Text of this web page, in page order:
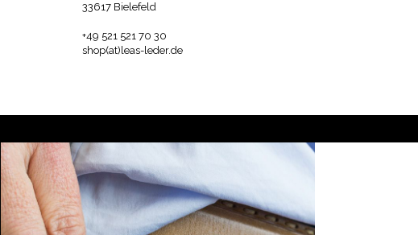
33617 Bielefeld
+49 521 521 70 30
shop(at)leas-leder.de